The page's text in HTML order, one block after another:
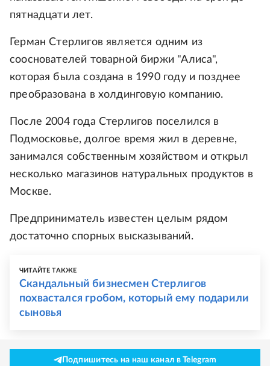
пятнадцати лет.
Герман Стерлигов является одним из
сооснователей товарной биржи "Алиса",
которая была создана в 1990 году и позднее
преобразована в холдинговую компанию.
После 2004 года Стерлигов поселился в
Подмосковье, долгое время жил в деревне,
занимался собственным хозяйством и открыл
несколько магазинов натуральных продуктов в
Москве.
Предприниматель известен целым рядом
достаточно спорных высказываний.
ЧИТАЙТЕ ТАКЖЕ
Скандальный бизнесмен Стерлигов
похвастался гробом, который ему подарили
сыновья
Подпишитесь на наш канал в Telegram